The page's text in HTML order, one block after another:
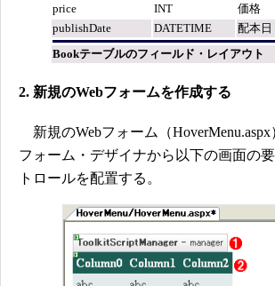
price
INT
価格
publishDate
DATETIME
配本日
Bookテーブルのフィールド・レイアウト
2. 新規のWebフォームを作成する
新規のWebフォーム（HoverMenu.aspx
フォーム・デザイナから以下の画面の
トロールを配置する。